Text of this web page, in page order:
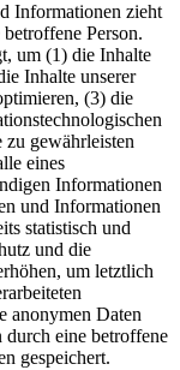
Informationen zieht
Person.
um (1) die Inhalte
Inhalte unserer
(3) die
zu gewährleisten
eines
Informationen
und Informationen
statistisch und
und die
um letztlich
anonymen Daten
eine betroffene
gespeichert.